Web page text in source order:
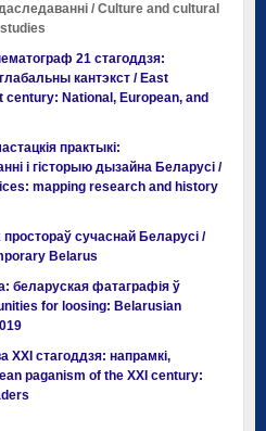
/ Culture and cultural
studies
21 стагоддзя:
кантэкст / East
century: National, European, and
практыкі:
і гісторыю дызайна Беларусі /
mapping research and history
сучаснай Беларусі /
Belarus
беларуская фатаграфія ў
for loosing: Belarusian
XXI стагоддзя: напрамкі,
paganism of the XXI century: